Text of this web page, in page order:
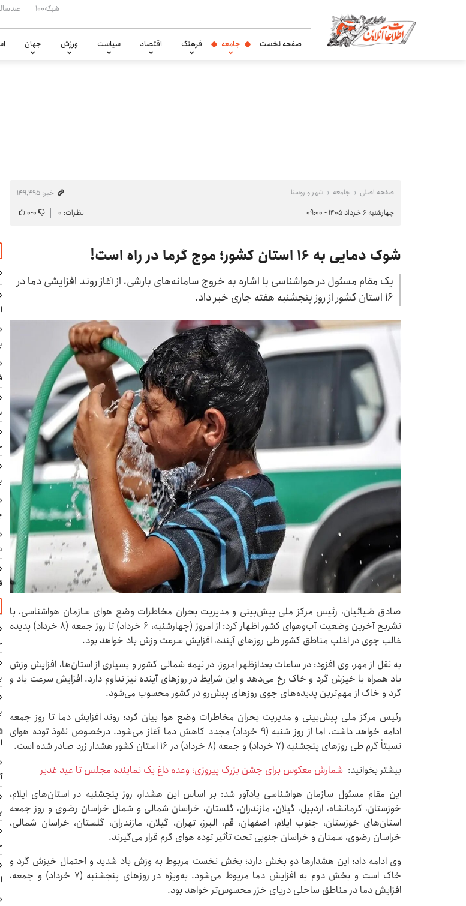
شبکه۱۰۰
صفحه نخست جامعه فرهنگ اقتصاد سیاست ورزش جهان
صفحه اصلی جامعه شهر و روستا
خبر: ۱۴۹٬۴۹۵
چهارشنبه ۶ خرداد ۱۴۰۵ - ۰۹:۰۰
نظرات: ۰ ۰-۰
شوک دمایی به ۱۶ استان کشور؛ موج گرما در راه است!
یک مقام مسئول در هواشناسی با اشاره به خروج سامانه‌های بارشی، از آغاز روند افزایشی دما در
۱۶ استان کشور از روز پنجشنبه هفته جاری خبر داد.
صادق ضیائیان، رئیس مرکز ملی پیش‌بینی و مدیریت بحران مخاطرات وضع هوای سازمان هواشناسی، با
تشریح آخرین وضعیت آب‌وهوای کشور اظهار کرد: از امروز (چهارشنبه، ۶ خرداد) تا روز جمعه (۸ خرداد) پدیده
غالب جوی در اغلب مناطق کشور طی روزهای آینده، افزایش سرعت وزش باد خواهد بود.
به نقل از مهر، وی افزود: در ساعات بعدازظهر امروز، در نیمه شمالی کشور و بسیاری از استان‌ها، افزایش وزش
باد همراه با خیزش گرد و خاک رخ می‌دهد و این شرایط در روزهای آینده نیز تداوم دارد. افزایش سرعت باد و
گرد و خاک از مهم‌ترین پدیده‌های جوی روزهای پیش‌رو در کشور محسوب می‌شود.
رئیس مرکز ملی پیش‌بینی و مدیریت بحران مخاطرات وضع هوا بیان کرد: روند افزایش دما تا روز جمعه
ادامه خواهد داشت، اما از روز شنبه (۹ خرداد) مجدد کاهش دما آغاز می‌شود. درخصوص نفوذ توده هوای
نسبتاً گرم طی روزهای پنجشنبه (۷ خرداد) و جمعه (۸ خرداد) در ۱۶ استان کشور هشدار زرد صادر شده است.
بیشتر بخوانید: شمارش معکوس برای جشن بزرگ پیروزی؛ وعده داغ یک نماینده مجلس تا عید غدیر
این مقام مسئول سازمان هواشناسی یادآور شد: بر اساس این هشدار، روز پنجشنبه در استان‌های ایلام،
خوزستان، کرمانشاه، اردبیل، گیلان، مازندران، گلستان، خراسان شمالی و شمال خراسان رضوی و روز جمعه
استان‌های خوزستان، جنوب ایلام، اصفهان، قم، البرز، تهران، گیلان، مازندران، گلستان، خراسان شمالی،
خراسان رضوی، سمنان و خراسان جنوبی تحت تأثیر توده هوای گرم قرار می‌گیرند.
وی ادامه داد: این هشدارها دو بخش دارد؛ بخش نخست مربوط به وزش باد شدید و احتمال خیزش گرد و
خاک است و بخش دوم به افزایش دما مربوط می‌شود. به‌ویژه در روزهای پنجشنبه (۷ خرداد) و جمعه،
افزایش دما در مناطق ساحلی دریای خزر محسوس‌تر خواهد بود.